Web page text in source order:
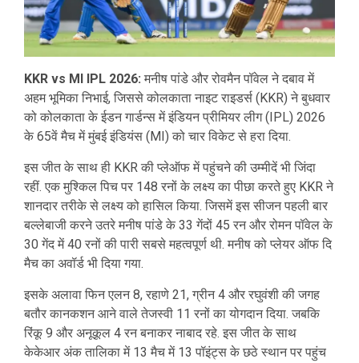
KKR vs MI IPL 2026: मनीष पांडे और रोवमैन पॉवेल ने दबाव में
अहम भूमिका निभाई, जिससे कोलकाता नाइट राइडर्स (KKR) ने बुधवार
को कोलकाता के ईडन गार्डन्स में इंडियन प्रीमियर लीग (IPL) 2026
के 65वें मैच में मुंबई इंडियंस (MI) को चार विकेट से हरा दिया.
इस जीत के साथ ही KKR की प्लेऑफ में पहुंचने की उम्मीदें भी जिंदा
रहीं. एक मुश्किल पिच पर 148 रनों के लक्ष्य का पीछा करते हुए KKR ने
शानदार तरीके से लक्ष्य को हासिल किया. जिसमें इस सीजन पहली बार
बल्लेबाजी करने उतरे मनीष पांडे के 33 गेंदों 45 रन और रोमन पॉवेल के
30 गेंद में 40 रनों की पारी सबसे महत्वपूर्ण थी. मनीष को प्लेयर ऑफ दि
मैच का अवॉर्ड भी दिया गया.
इसके अलावा फिन एलन 8, रहाणे 21, ग्रीन 4 और रघुवंशी की जगह
बतौर कानकशन आने वाले तेजस्वी 11 रनों का योगदान दिया. जबकि
रिंकू 9 और अनूकूल 4 रन बनाकर नाबाद रहे. इस जीत के साथ
केकेआर अंक तालिका में 13 मैच में 13 पॉइंट्स के छठे स्थान पर पहुंच